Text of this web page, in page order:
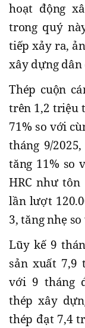
hoạt động
trong quý
tiếp xảy ra,
xây dựng dân
Thép cuộn
trên 1,2 triệu
71% so với
tháng 9/
tăng 11% so
HRC như
lần lượt
3, tăng nhẹ
Lũy kế 9
sản xuất 7,9
với 9 tháng
thép xây
thép đạt 7,4